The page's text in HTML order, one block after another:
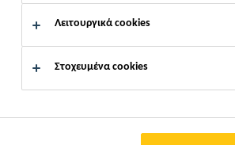
Λειτουργικά cookies
Στοχευμένα cookies